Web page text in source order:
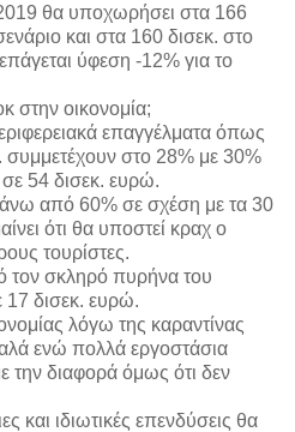
θα υποχωρήσει στα 166
και στα 160 δισεκ. στο
ύφεση -12% για το
στην οικονομία;
επαγγέλματα όπως
συμμετέχουν στο 28% με 30%
54 δισεκ. ευρώ.
από 60% σε σχέση με τα 30
ότι θα υποστεί κραχ ο
τουρίστες.
τον σκληρό πυρήνα του
17 δισεκ. ευρώ.
λόγω της καραντίνας
ενώ πολλά εργοστάσια
την διαφορά όμως ότι δεν
και ιδιωτικές επενδύσεις θα